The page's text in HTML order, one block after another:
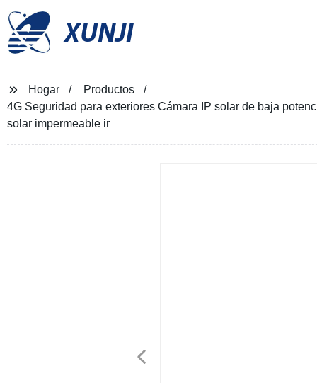
XUNJI
Hogar
Productos
4G Seguridad para exteriores Cámara IP solar de baja
solar impermeable ir